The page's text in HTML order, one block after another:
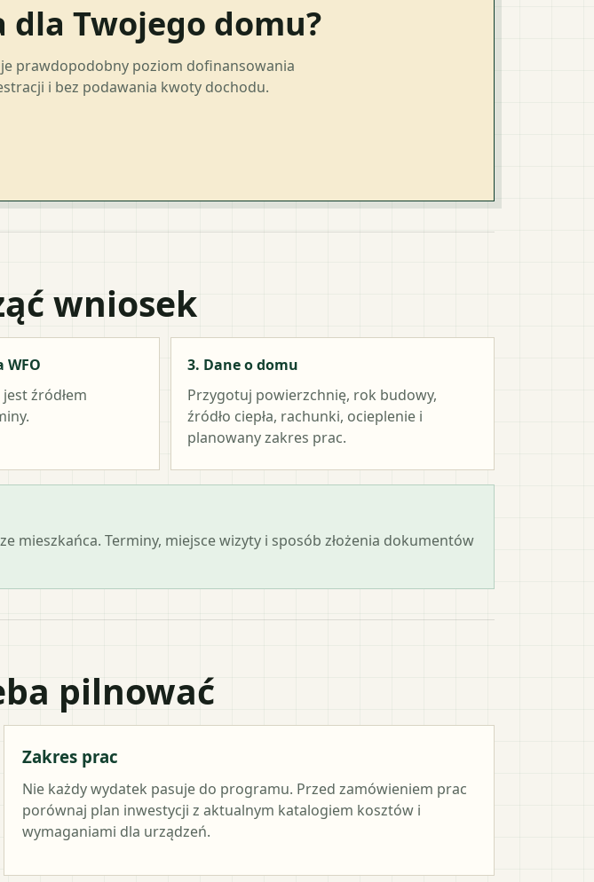
Twojego domu?
prawdopodobny poziom dofinansowania
i bez podawania kwoty dochodu.
wniosek
WFO
jest źródłem
3. Dane o domu
Przygotuj powierzchnię, rok budowy,
źródło ciepła, rachunki, ocieplenie i
planowany zakres prac.
mieszkańca. Terminy, miejsce wizyty i sposób złożenia dokumentów
pilnować
Zakres prac
Nie każdy wydatek pasuje do programu. Przed zamówieniem prac
porównaj plan inwestycji z aktualnym katalogiem kosztów i
wymaganiami dla urządzeń.